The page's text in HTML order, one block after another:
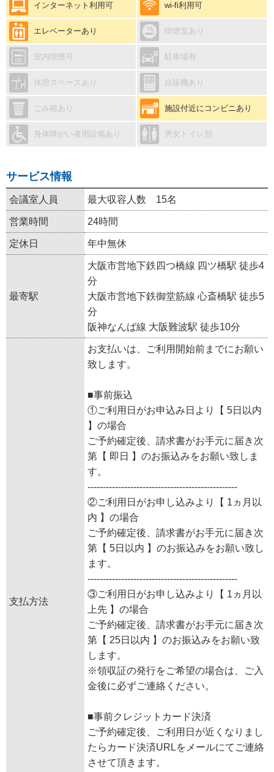
インターネット利用可 wi-fi利用可
エレベーターあり 喫煙室あり
室内喫煙可 駐車場有
休憩スペースあり 自販機あり
ごみ箱あり 施設付近にコンビニあり
身体障がい者用設備あり 男女トイレ別
サービス情報
会議室人員 最大収容人数 15名
営業時間 24時間
定休日 年中無休
最寄駅
大阪市営地下鉄四つ橋線 四ツ橋駅 徒歩4
分
大阪市営地下鉄御堂筋線 心斎橋駅 徒歩5
分
阪神なんば線 大阪難波駅 徒歩10分
支払方法
お支払いは、ご利用開始前までにお願い
致します。
■事前振込
①ご利用日がお申込み日より【 5日以内
】の場合
ご予約確定後、請求書がお手元に届き次
第【 即日 】のお振込みをお願い致しま
す。
-------------------------------------------------
②ご利用日がお申し込みより【 1ヵ月以
内 】の場合
ご予約確定後、請求書がお手元に届き次
第【 5日以内 】のお振込みをお願い致し
ます。
-------------------------------------------------
③ご利用日がお申し込みより【 1ヵ月以
上先 】の場合
ご予約確定後、請求書がお手元に届き次
第【 25日以内 】のお振込みをお願い致
します。
※領収証の発行をご希望の場合は、ご入
金後に必ずご連絡ください。
■事前クレジットカード決済
ご予約確定後、ご利用日が近くなりまし
たらカード決済URLをメールにてご連絡
させて頂きます。